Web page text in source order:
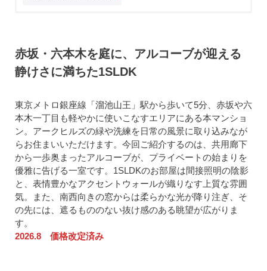
赤坂・六本木を庭に、アルコーブが迎える
静けさに満ちた1SLDK
東京メトロ銀座線「溜池山王」駅から歩いて5分、赤坂や六
本木一丁目も軽やかに使いこなすエリアにある本マンショ
ン。アークヒルズの緑や洗練を日常の風景に取り込みなが
らお住まいいただけます。今回ご紹介するのは、共用廊下
から一歩奥まったアルコーブが、プライベートの始まりを
優雅に告げる一室です。1SLDKのお部屋は間接照明の陰影
と、表情豊かなアクセントウォールが織りなす上質な雰囲
気。また、南西向きの窓からは柔らかな光が降り注ぎ、そ
の先には、遮るもののない抜け感のある眺望が広がりま
す。
2026.8 価格改定済み